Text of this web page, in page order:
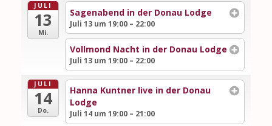
JULI
13
Mi.
Sagenabend in der Donau Lodge
Juli 13 um 19:00 – 22:00
Vollmond Nacht in der Donau Lodge
Juli 13 um 19:00 – 22:00
JULI
14
Do.
Hanna Kuntner live in der Donau
Lodge
Juli 14 um 19:00 – 21:00